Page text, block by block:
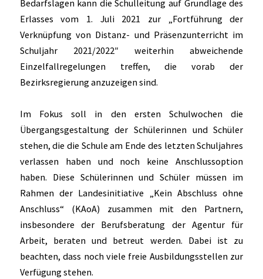
Bedarfslagen kann die Schulleitung auf Grundlage des
Erlasses vom 1. Juli 2021 zur „Fortführung der
Verknüpfung von Distanz- und Präsenzunterricht im
Schuljahr 2021/2022″ weiterhin abweichende
Einzelfallregelungen treffen, die vorab der
Bezirksregierung anzuzeigen sind.
Im Fokus soll in den ersten Schulwochen die
Übergangsgestaltung der Schülerinnen und Schüler
stehen, die die Schule am Ende des letzten Schuljahres
verlassen haben und noch keine Anschlussoption
haben. Diese Schülerinnen und Schüler müssen im
Rahmen der Landesinitiative „Kein Abschluss ohne
Anschluss“ (KAoA) zusammen mit den Partnern,
insbesondere der Berufsberatung der Agentur für
Arbeit, beraten und betreut werden. Dabei ist zu
beachten, dass noch viele freie Ausbildungsstellen zur
Verfügung stehen.